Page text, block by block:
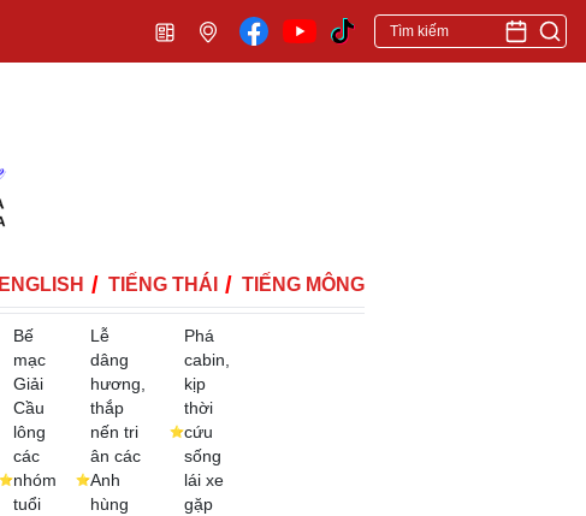
ENGLISH TIẾNG THÁI TIẾNG MÔNG
Bế
mạc
Giải
Cầu
lông
các
nhóm
tuổi
Lễ
dâng
hương,
thắp
nến tri
ân các
Anh
hùng
Phá
cabin,
kịp
thời
cứu
sống
lái xe
gặp